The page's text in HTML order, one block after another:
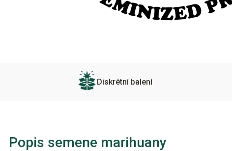
Diskrétní balení
Popis semene marihuany